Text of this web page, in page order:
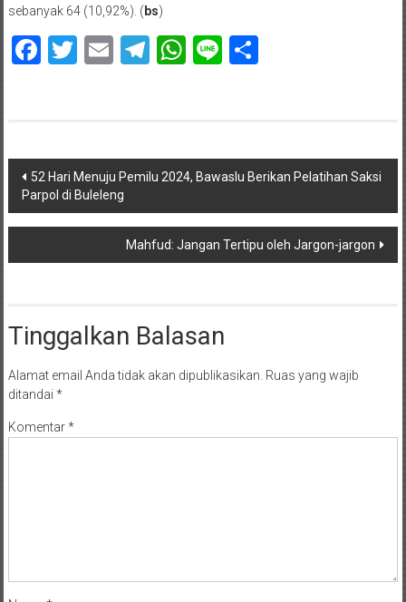
sebanyak 64 (10,92%). ( bs)
Facebook
Twitter
EmailTelegram
WhatsApp
LineShare
Navigasi
pos
52 Hari Menuju Pemilu 2024, Bawaslu Berikan Pelatihan Saksi
Parpol di Buleleng
Mahfud: Jangan Tertipu oleh Jargon-jargon
Tinggalkan Balasan
Alamat email Anda tidak akan dipublikasikan. Ruas yang wajib
ditandai *
Komentar*